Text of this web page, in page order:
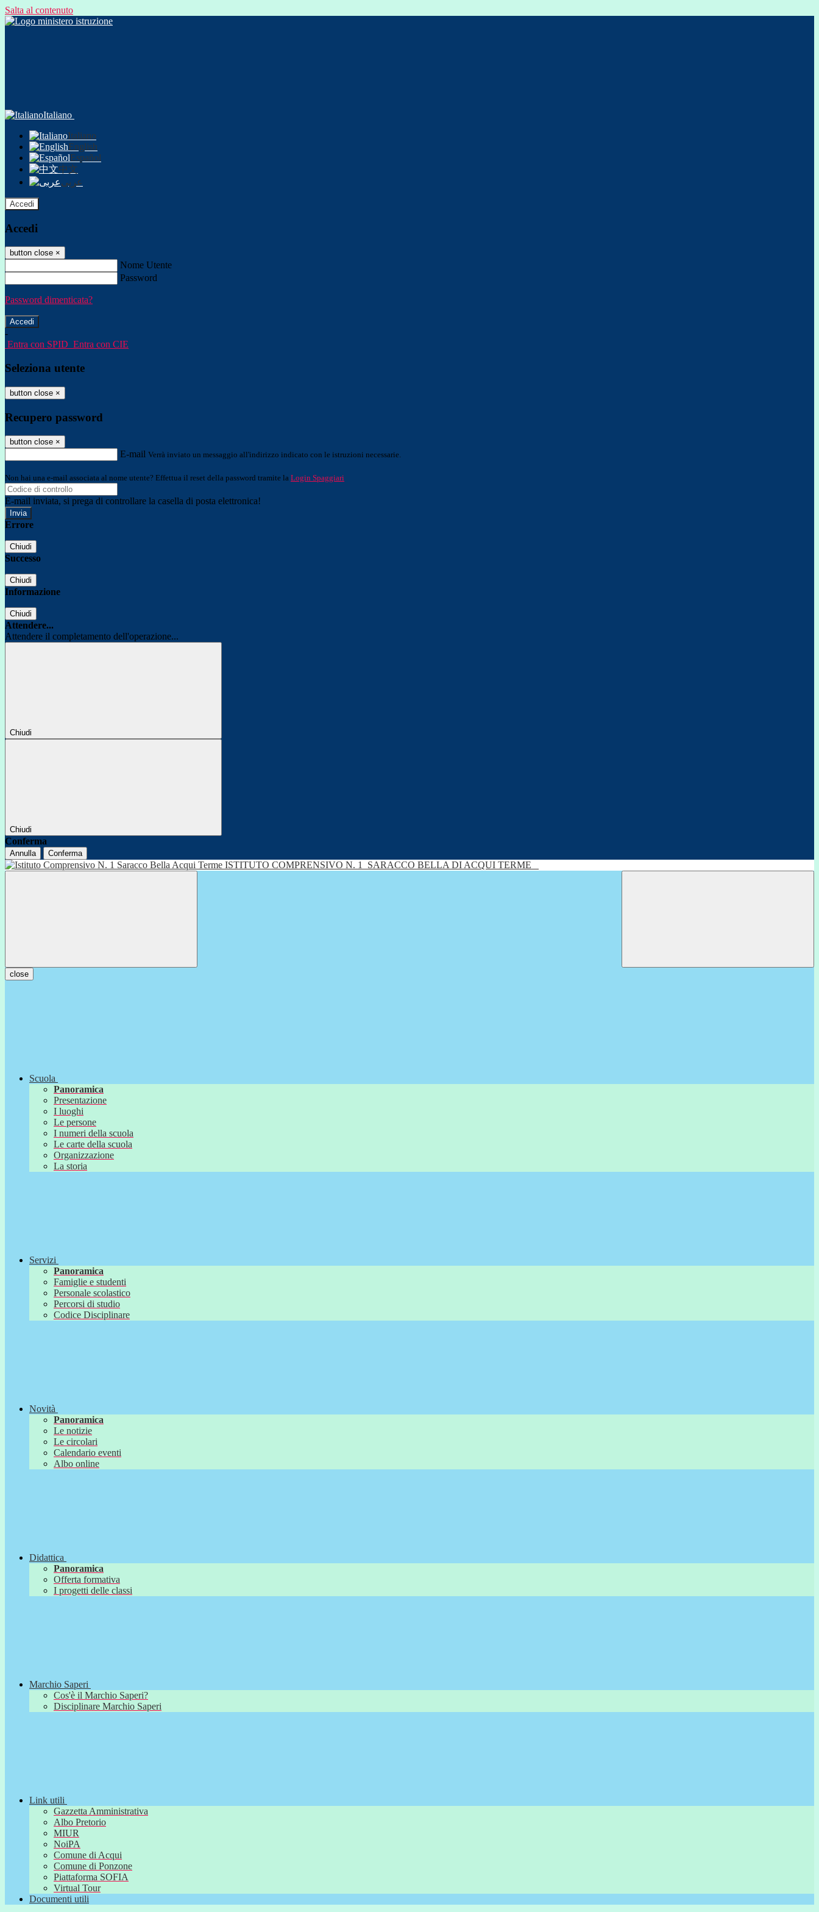
Salta al contenuto
Italiano
Italiano
English
Español
中文
عربى
Accedi
Accedi
button close ×
Nome Utente
Password
Password dimenticata?
-
Entra con SPID Entra con CIE
Seleziona utente
button close ×
Recupero password
button close ×
E-mail Verrà inviato un messaggio all'indirizzo indicato con le istruzioni necessarie.
Non hai una e-mail associata al nome utente? Effettua il reset della password tramite la Login Spaggiari
E-mail inviata, si prega di controllare la casella di posta elettronica!
Errore
Chiudi
Successo
Chiudi
Informazione
Chiudi
Attendere...
Attendere il completamento dell'operazione...
Chiudi
Chiudi
Conferma
Annulla Conferma
ISTITUTO COMPRENSIVO N. 1 SARACCO BELLA DI ACQUI TERME
close
Scuola
Panoramica
Presentazione
I luoghi
Le persone
I numeri della scuola
Le carte della scuola
Organizzazione
La storia
Servizi
Panoramica
Famiglie e studenti
Personale scolastico
Percorsi di studio
Codice Disciplinare
Novità
Panoramica
Le notizie
Le circolari
Calendario eventi
Albo online
Didattica
Panoramica
Offerta formativa
I progetti delle classi
Marchio Saperi
Cos'è il Marchio Saperi?
Disciplinare Marchio Saperi
Link utili
Gazzetta Amministrativa
Albo Pretorio
MIUR
NoiPA
Comune di Acqui
Comune di Ponzone
Piattaforma SOFIA
Virtual Tour
Documenti utili